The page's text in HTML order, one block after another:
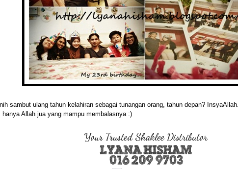
sambut ulang tahun kelahiran sebagai tunangan orang, tahun depan?
hanya Allah jua yang mampu membalasnya :)